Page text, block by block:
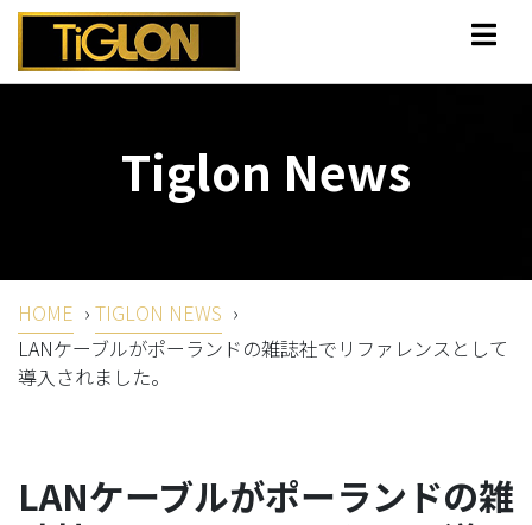
Tiglon News
HOME › TIGLON NEWS ›
LANケーブルがポーランドの雑誌社でリファレンスとして
導入されました。
LANケーブルがポーランドの雑